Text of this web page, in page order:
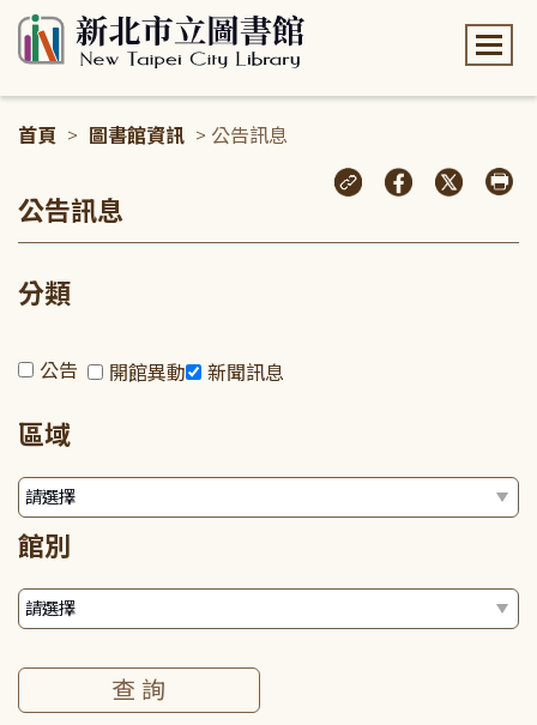
首頁 > 圖書館資訊 > 公告訊息
公告訊息
分類
公告 開館異動 新聞訊息
區域
館別